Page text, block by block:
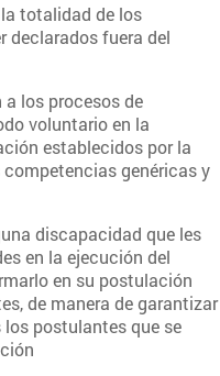
totalidad de los
declarados fuera del
los procesos de
voluntario en la
establecidos por la
genéricas y
discapacidad que les
en la ejecución del
en su postulación
de manera de garantizar
postulantes que se